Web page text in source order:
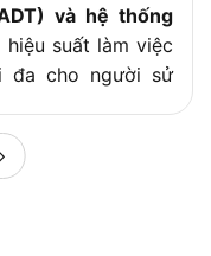
và hệ thống
suất làm việc
đa cho người sử
ngân sách để